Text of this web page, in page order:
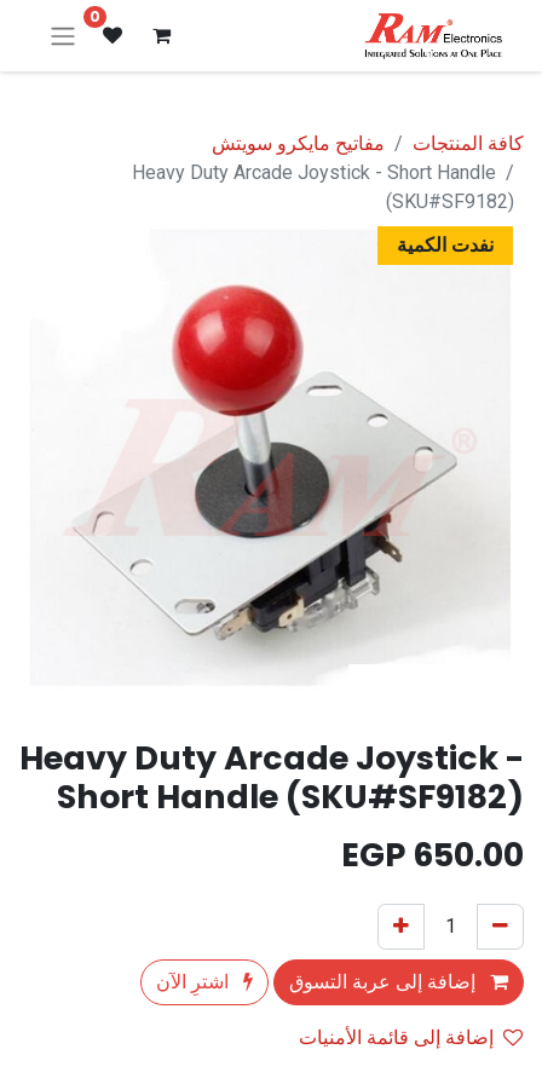
0
كافة المنتجات
مفاتيح مايكرو سويتش
Heavy Duty Arcade Joystick - Short Handle
(SKU#SF9182)
نفدت الكمية
Heavy Duty Arcade Joystick -
Short Handle (SKU#SF9182)
650.00
إضافة إلى عربة التسوق
اشترِ الآن
إضافة إلى قائمة الأمنيات